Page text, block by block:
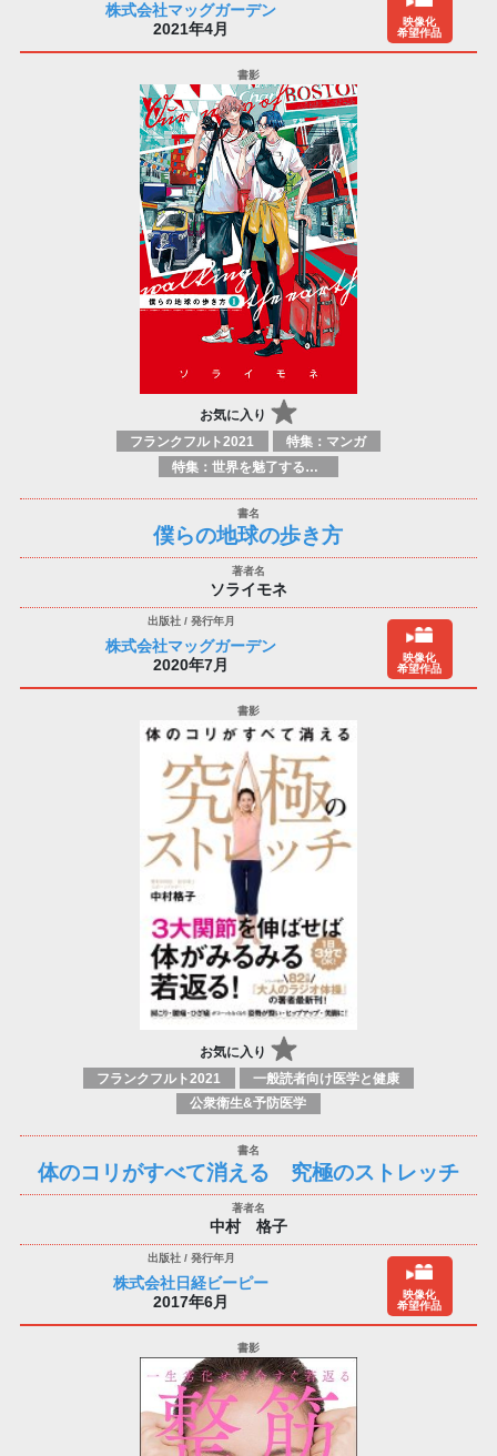
株式会社マッグガーデン
2021年4月
映像化
希望作品
お気に入り
フランクフルト2021
特集：マンガ
特集：世界を魅了する日本のマンガ
僕らの地球の歩き方
ソライモネ
株式会社マッグガーデン
2020年7月
映像化
希望作品
お気に入り
フランクフルト2021
一般読者向け医学と健康
公衆衛生&予防医学
体のコリがすべて消える 究極のストレッチ
中村 格子
株式会社日経ビーピー
2017年6月
映像化
希望作品